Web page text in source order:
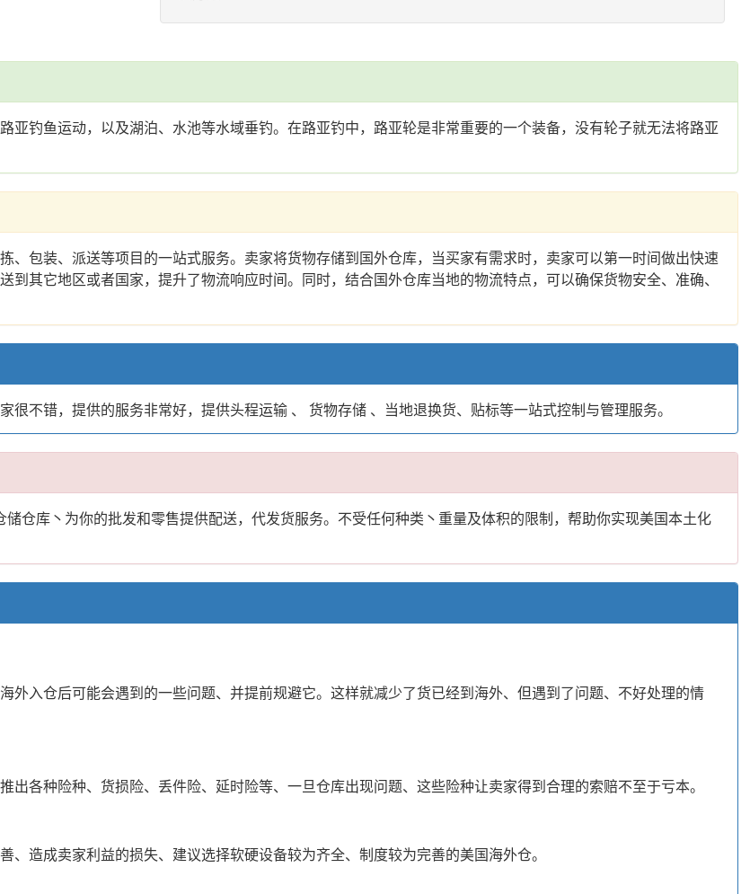
亚钓鱼运动，以及湖泊、水池等水域垂钓。在路亚钓中，路亚轮是非常重要的一个装备，没有轮子就无法将路亚
、包装、派送等项目的一站式服务。卖家将货物存储到国外仓库，当买家有需求时，卖家可以第一时间做出快速
其它地区或者国家，提升了物流响应时间。同时，结合国外仓库当地的物流特点，可以确保货物安全、准确、
不错，提供的服务非常好，提供头程运输 、 货物存储 、当地退换货、贴标等一站式控制与管理服务。
仓库丶为你的批发和零售提供配送，代发货服务。不受任何种类丶重量及体积的限制，帮助你实现美国本土化
外入仓后可能会遇到的一些问题、并提前规避它。这样就减少了货已经到海外、但遇到了问题、不好处理的情
各种险种、货损险、丢件险、延时险等、一旦仓库出现问题、这些险种让卖家得到合理的索赔不至于亏本。
造成卖家利益的损失、建议选择软硬设备较为齐全、制度较为完善的美国海外仓。